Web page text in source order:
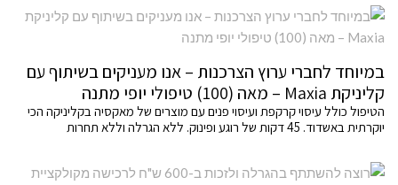
במיוחד לחברי ערוץ הצרכנות – אנו מעניקים בשיתוף עם
קליניקת Maxia – מאה (100) טיפולי יופי מתנה
הטיפול כולל עיסוי קרקפת ועיסוי פנים עם מוצרים של מאקסיה בקליניקה הכי
יוקרתית באשדוד. 45 דקות של רוגע ופינוק. ללא הגרלה וללא תחרות